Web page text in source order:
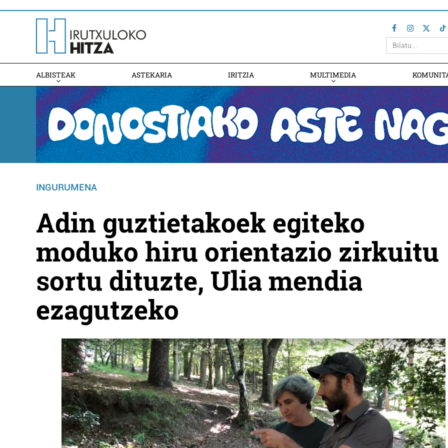
ALBISTEAK ASTEKARIA IRITZIA MULTIMEDIA
INGURUMENA
Adin guztietakoek egiteko
moduko hiru orientazio zirkuitu
sortu dituzte, Ulia mendia
ezagutzeko